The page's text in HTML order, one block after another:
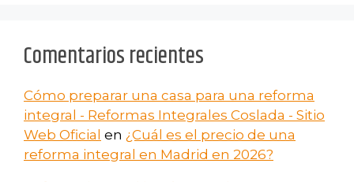
Comentarios recientes
Cómo preparar una casa para una reforma
integral - Reformas Integrales Coslada - Sitio
Web Oficial en ¿Cuál es el precio de una
reforma integral en Madrid en 2026?